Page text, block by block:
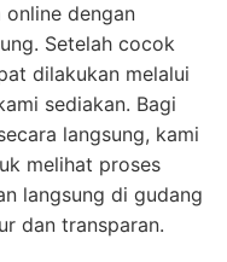
online dengan
Setelah cocok
dilakukan melalui
sediakan. Bagi
langsung, kami
melihat proses
langsung di gudang
dan transparan.